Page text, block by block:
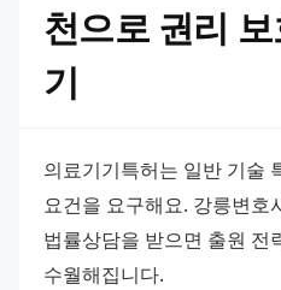
천으로 권리
기
의료기기특허는 일반 기술
요건을 요구해요. 강릉변호
법률상담을 받으면 출원 전
수월해집니다.